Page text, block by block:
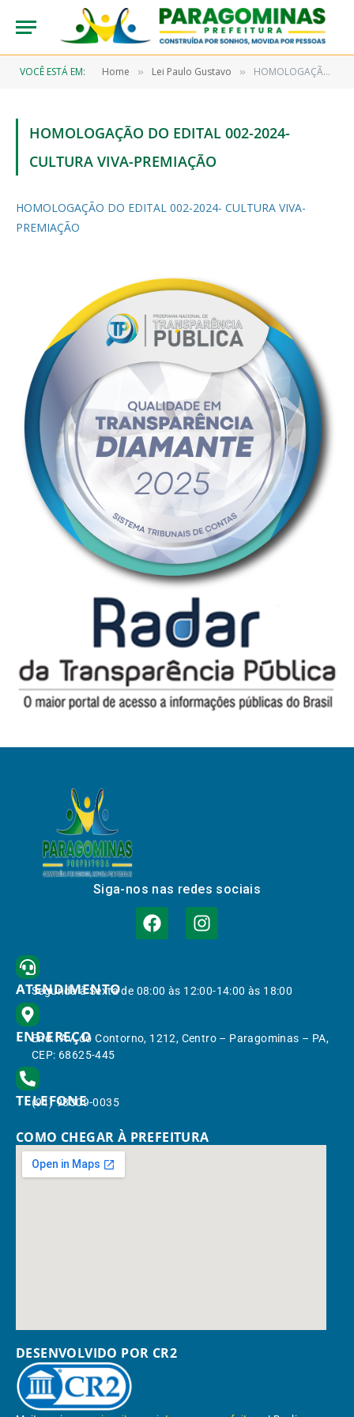
VOCÊ ESTÁ EM: Home » Lei Paulo Gustavo » HOMOLOGAÇÃO DO EDITAL 002-2024- CULTURA VIVA-PREMIAÇÃO
HOMOLOGAÇÃO DO EDITAL 002-2024-
CULTURA VIVA-PREMIAÇÃO
HOMOLOGAÇÃO DO EDITAL 002-2024- CULTURA VIVA-
PREMIAÇÃO
Siga-nos nas redes sociais
ATENDIMENTO
Segunda à Sexta de 08:00 às 12:00-14:00 às 18:00
ENDEREÇO
End.: Av. do Contorno, 1212, Centro – Paragominas – PA,
CEP: 68625-445
TELEFONE
(91) 98309-0035
COMO CHEGAR À PREFEITURA
DESENVOLVIDO POR CR2